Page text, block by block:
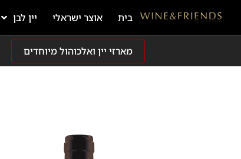
בית אוצר ישראלי יין לבן
מארזי יין ואלכוהול מיוחדים